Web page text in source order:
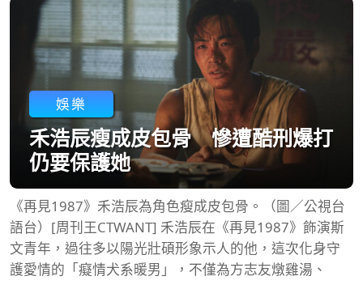
娛樂
禾浩辰瘦成皮包骨 慘遭酷刑爆打
仍要保護她
《再見1987》禾浩辰為角色瘦成皮包骨。（圖／公視台
語台）[周刊王CTWANT] 禾浩辰在《再見1987》飾演斯
文青年，過往多以陽光壯碩形象示人的他，這次化身守
護愛情的「癡情犬系暖男」，不僅為方志友燉雞湯、